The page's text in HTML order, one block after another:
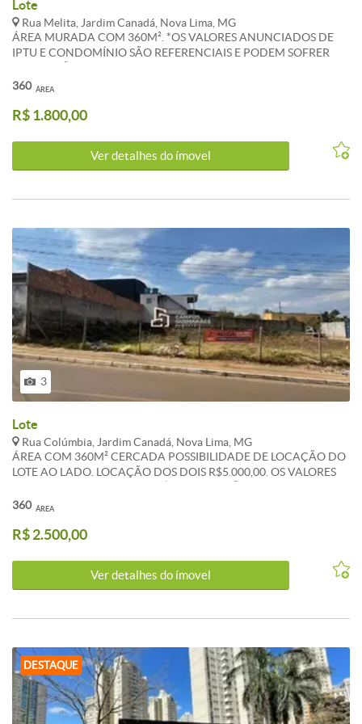
Lote
Rua Melita, Jardim Canadá, Nova Lima, MG
ÁREA MURADA COM 360M². *OS VALORES ANUNCIADOS DE
IPTU E CONDOMÍNIO SÃO REFERENCIAIS E PODEM SOFRER
ÁREA
360
R$ 1.800,00
Ver detalhes do ímovel
3
Lote
Rua Colúmbia, Jardim Canadá, Nova Lima, MG
ÁREA COM 360M² CERCADA POSSIBILIDADE DE LOCAÇÃO DO
LOTE AO LADO. LOCAÇÃO DOS DOIS R$5.000,00. OS VALORES
PODEM SOFRER ALTERAÇÕES. WHATSAPP 31 983 865 510
ÁREA
360
R$ 2.500,00
Ver detalhes do ímovel
DESTAQUE